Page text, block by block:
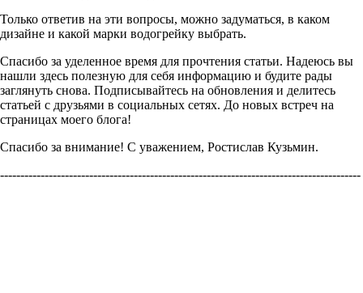
Только ответив на эти вопросы, можно задуматься, в каком
дизайне и какой марки водогрейку выбрать.
Спасибо за уделенное время для прочтения статьи. Надеюсь вы
нашли здесь полезную для себя информацию и будите рады
заглянуть снова. Подписывайтесь на обновления и делитесь
статьей с друзьями в социальных сетях. До новых встреч на
страницах моего блога!
Спасибо за внимание! С уважением, Ростислав Кузьмин.
-----------------------------------------------------------------------------------------